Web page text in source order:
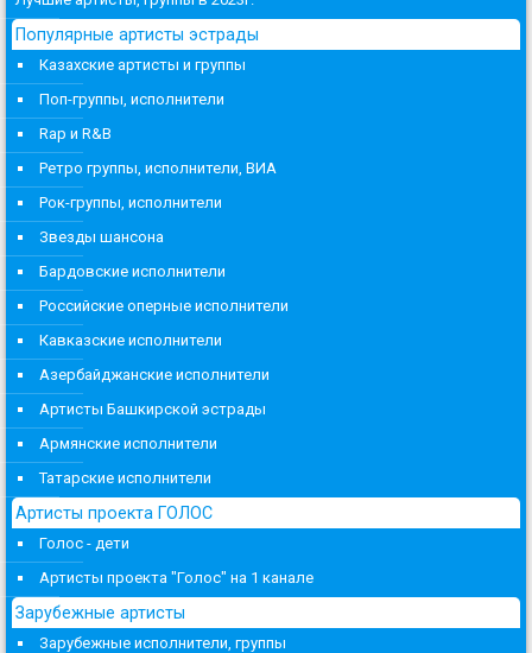
Популярные артисты эстрады
Казахские артисты и группы
Поп-группы, исполнители
Rap и R&B
Ретро группы, исполнители, ВИА
Рок-группы, исполнители
Звезды шансона
Бардовские исполнители
Российские оперные исполнители
Кавказские исполнители
Азербайджанские исполнители
Артисты Башкирской эстрады
Армянские исполнители
Татарские исполнители
Артисты проекта ГОЛОС
Голос - дети
Артисты проекта "Голос" на 1 канале
Зарубежные артисты
Зарубежные исполнители, группы